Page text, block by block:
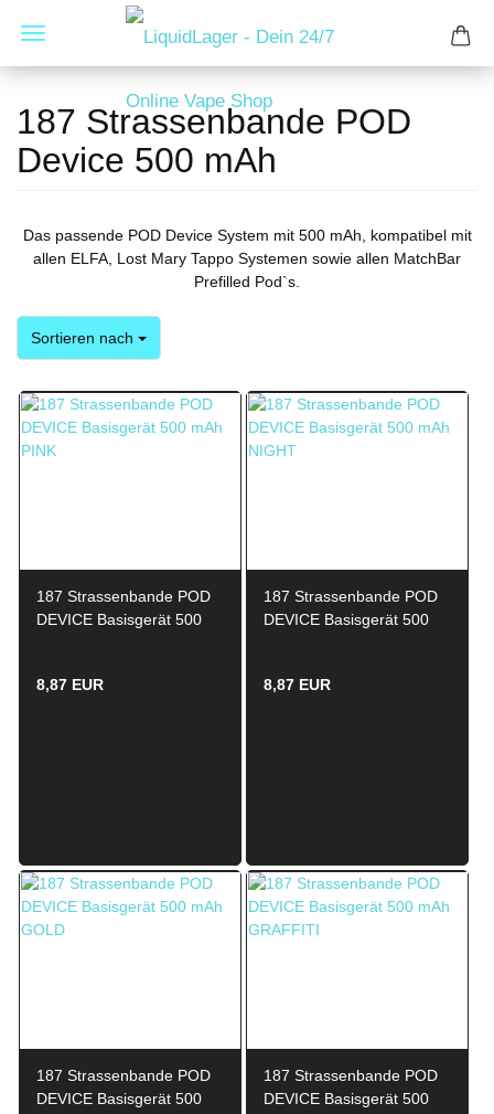
187 Strassenbande POD
Device 500 mAh
Das passende POD Device System mit 500 mAh, kompatibel mit
allen ELFA, Lost Mary Tappo Systemen sowie allen MatchBar
Prefilled Pod`s.
Sortieren nach
Sortieren nach
187 Strassenbande POD
DEVICE Basisgerät 500
8,87 EUR
187 Strassenbande POD
DEVICE Basisgerät 500
8,87 EUR
187 Strassenbande POD
DEVICE Basisgerät 500
187 Strassenbande POD
DEVICE Basisgerät 500